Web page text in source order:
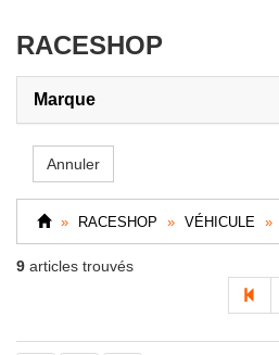
RACESHOP
Marque
Annuler
RACESHOP VÉHICULE
9 articles trouvés